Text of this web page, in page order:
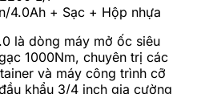
4.0Ah + Sạc + Hộp nhựa
là dòng máy mở ốc siêu
1000Nm, chuyên trị các
và máy công trình cỡ
khẩu 3/4 inch gia cường